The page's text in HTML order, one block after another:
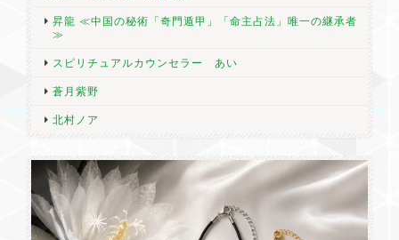
昇龍 ≪中国の秘術「奇門遁甲」「命主占法」唯一の継承者
≫
スピリチュアルカウンセラー あい
蒼月紫野
北村ノア